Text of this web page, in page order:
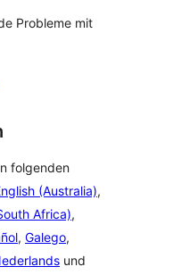
Probleme mit
folgenden
(Australia),
Africa),
, Galego,
und